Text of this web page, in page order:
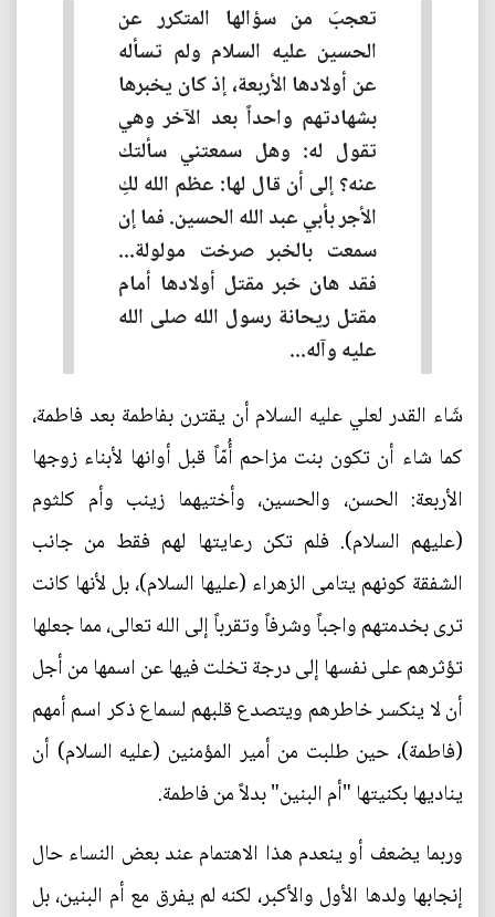
تعجبَ من سؤالها المتكرر عن
الحسين عليه السلام ولم تسأله
عن أولادها الأربعة، إذ كان يخبرها
بشهادتهم واحداً بعد الآخر وهي
تقول له: وهل سمعتني سألتك
عنه؟ إلى أن قال لها: عظم الله لكِ
الأجر بأبي عبد الله الحسين. فما إن
سمعت بالخبر صرخت مولولة...
فقد هان خبر مقتل أولادها أمام
مقتل ريحانة رسول الله صلى الله
عليه وآله...
شَاء القدر لعلي عليه السلام أن يقترن بفاطمة بعد فاطمة،
كما شاء أن تكون بنت مزاحم أُمّاً قبل أوانها لأبناء زوجها
الأربعة: الحسن، والحسين، وأختيهما زينب وأم كلثوم
(عليهم السلام). فلم تكن رعايتها لهم فقط من جانب
الشفقة كونهم يتامى الزهراء (عليها السلام)، بل لأنها كانت
ترى بخدمتهم واجباً وشرفاً وتقرباً إلى الله تعالى، مما جعلها
تؤثرهم على نفسها إلى درجة تخلت فيها عن اسمها من أجل
أن لا ينكسر خاطرهم ويتصدع قلبهم لسماع ذكر اسم أمهم
(فاطمة)، حين طلبت من أمير المؤمنين (عليه السلام) أن
يناديها بكنيتها "أم البنين" بدلاً من فاطمة.
وربما يضعف أو ينعدم هذا الاهتمام عند بعض النساء حال
إنجابها ولدها الأول والأكبر، لكنه لم يفرق مع أم البنين، بل